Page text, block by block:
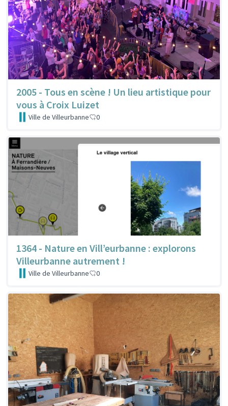
2005 - Tous en scène ! Un lieu artistique pour
vous à Croix Luizet
Ville de Villeurbanne 0
1364 - Nature en Vill’eurbanne : explorons
Villeurbanne autrement !
Ville de Villeurbanne 0